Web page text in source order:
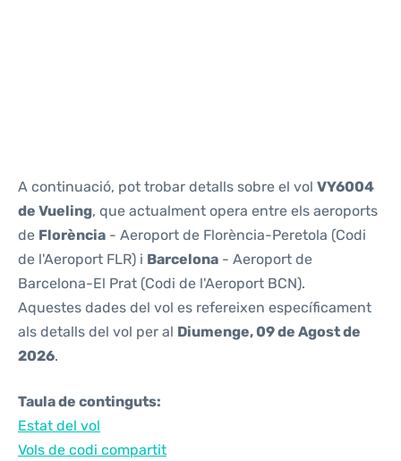
A continuació, pot trobar detalls sobre el vol VY6004
de Vueling, que actualment opera entre els aeroports
de Florència - Aeroport de Florència-Peretola (Codi
de l'Aeroport FLR) i Barcelona - Aeroport de
Barcelona-El Prat (Codi de l'Aeroport BCN).
Aquestes dades del vol es refereixen específicament
als detalls del vol per al Diumenge, 09 de Agost de
2026.
Taula de continguts:
Estat del vol
Vols de codi compartit